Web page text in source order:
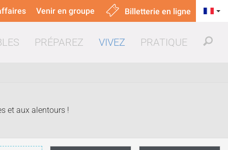
Venir en groupe Billetterie en ligne
PRÉPAREZ VIVEZ PRATIQUE
et aux alentours !